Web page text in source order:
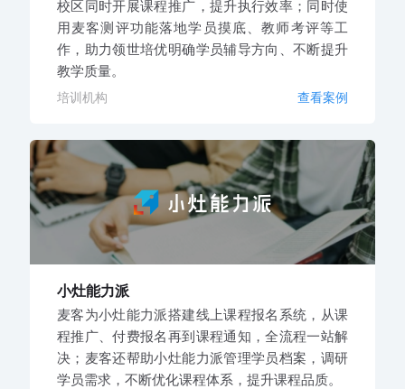
校区同时开展课程推广，提升执行效率；同时使
用麦客测评功能落地学员摸底、教师考评等工
作，助力领世培优明确学员辅导方向、不断提升
教学质量。
培训机构 查看案例
小灶能力派
麦客为小灶能力派搭建线上课程报名系统，从课
程推广、付费报名再到课程通知，全流程一站解
决；麦客还帮助小灶能力派管理学员档案，调研
学员需求，不断优化课程体系，提升课程品质。